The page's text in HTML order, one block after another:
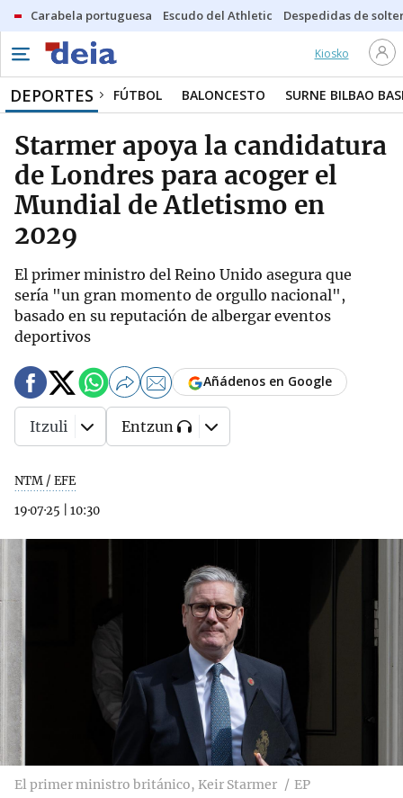
Carabela portuguesa Escudo del Athletic Despedidas de
Kiosko
DEPORTES FÚTBOL BALONCESTO SURNE BILBAO
Starmer apoya la candidatura
de Londres para acoger el
Mundial de Atletismo en
2029
El primer ministro del Reino Unido asegura que
sería "un gran momento de orgullo nacional",
basado en su reputación de albergar eventos
deportivos
NTM / EFE
19·07·25
10:30
Añádenos en Google
Itzuli Entzun
El primer ministro británico, Keir Starmer EP